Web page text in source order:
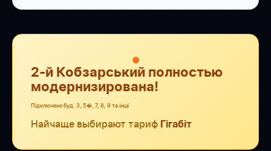
●
2-й Кобзарський полностью
модернизирована!
Підключено буд. 3, 5�, 7, 8, 9 та інші
Найчаще выбирают тариф Гігабіт